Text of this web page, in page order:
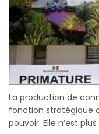
La production de
fonction stratégique
pouvoir. Elle n’est